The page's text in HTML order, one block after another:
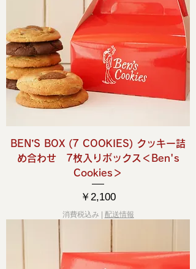
BEN’S BOX (7 COOKIES) クッキー詰
め合わせ 7枚入りボックス＜Ben's
Cookies＞
価格
￥2,100
消費税込み 配送情報